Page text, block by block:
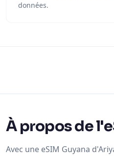
données.
À propos de
Avec une eSIM Guyana